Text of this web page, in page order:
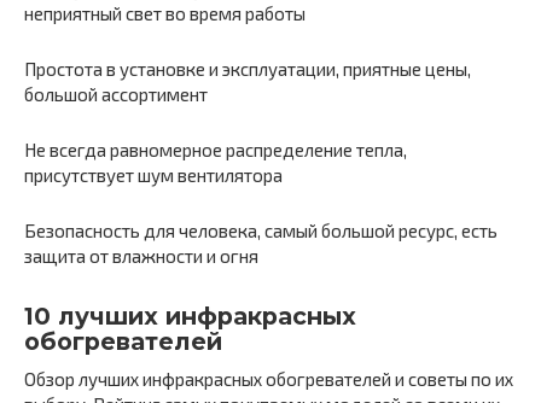
неприятный свет во время работы
Простота в установке и эксплуатации, приятные цены,
большой ассортимент
Не всегда равномерное распределение тепла,
присутствует шум вентилятора
Безопасность для человека, самый большой ресурс, есть
защита от влажности и огня
10 лучших инфракрасных
обогревателей
Обзор лучших инфракрасных обогревателей и советы по их